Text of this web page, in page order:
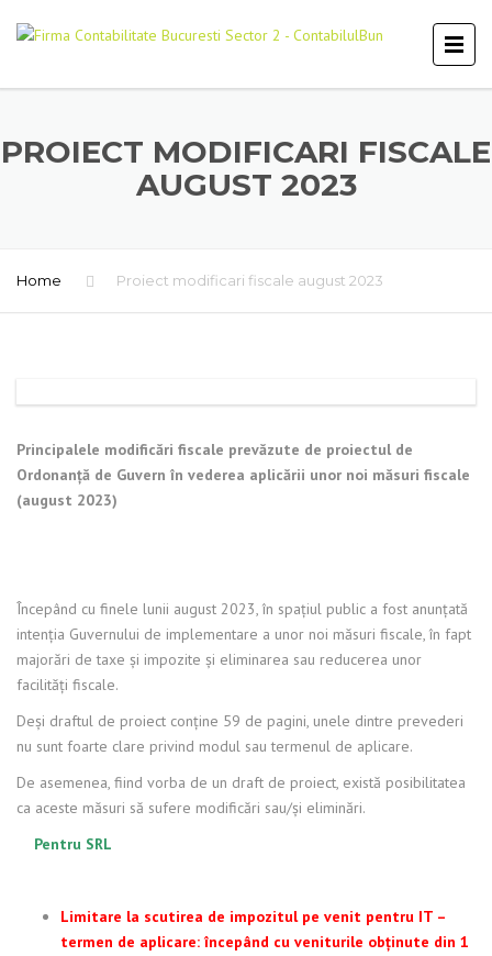
PROIECT MODIFICARI FISCALE
AUGUST 2023
Home Proiect modificari fiscale august 2023
Principalele modificări fiscale prevăzute de proiectul de
Ordonanță de Guvern în vederea aplicării unor noi măsuri fiscale
(august 2023)
Începând cu finele lunii august 2023, în spațiul public a fost anunțată
intenția Guvernului de implementare a unor noi măsuri fiscale, în fapt
majorări de taxe și impozite și eliminarea sau reducerea unor
facilități fiscale.
Deși draftul de proiect conține 59 de pagini, unele dintre prevederi
nu sunt foarte clare privind modul sau termenul de aplicare.
De asemenea, fiind vorba de un draft de proiect, există posibilitatea
ca aceste măsuri să sufere modificări sau/și eliminări.
Pentru SRL
Limitare la scutirea de impozitul pe venit pentru IT –
termen de aplicare: începând cu veniturile obținute din 1